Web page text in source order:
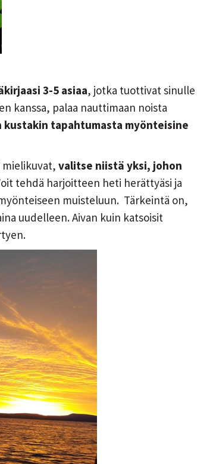
3-5 asiaa, jotka tuottivat sinulle
kanssa, palaa nauttimaan noista
tapahtumasta myönteisine
mielikuvat, valitse niistä yksi, johon
tehdä harjoitteen heti herättyäsi ja
muisteluun. Tärkeintä on,
uudelleen. Aivan kuin katsoisit